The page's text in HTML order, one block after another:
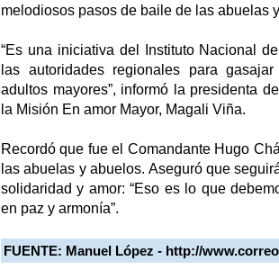
melodiosos pasos de baile de las abuelas
“Es una iniciativa del Instituto Nacional
las autoridades regionales para
adultos mayores”, informó la presidenta
la Misión En amor Mayor, Magali Viña.
Recordó que fue el Comandante Hugo
las abuelas y abuelos. Aseguró que
solidaridad y amor: “Eso es lo que
en paz y armonía”.
FUENTE: Manuel López - http://